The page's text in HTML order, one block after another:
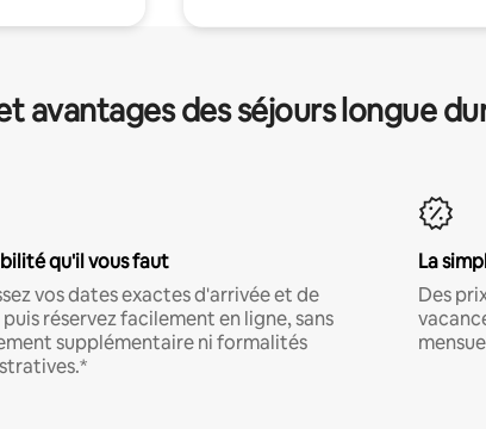
avantages des séjours longue
qu'il vous faut
vos dates exactes d'arrivée et de
réservez facilement en ligne, sans
supplémentaire ni formalités
La
Des